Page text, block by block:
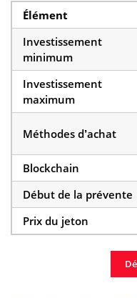
Élément
Investissement
minimum
Investissement
maximum
Méthodes d’achat
Blockchain
Début de la prévente
Prix du jeton